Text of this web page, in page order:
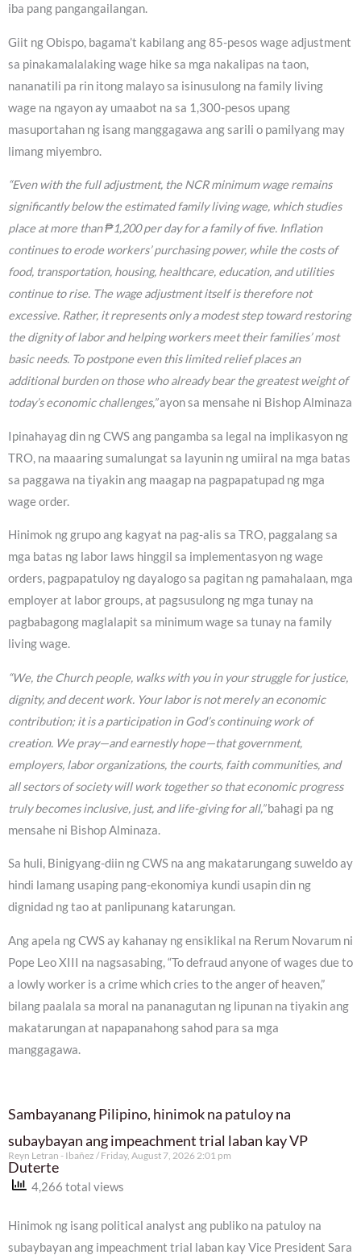
iba pang pangangailangan.
Giit ng Obispo, bagama’t kabilang ang 85-pesos wage adjustment
sa pinakamalalaking wage hike sa mga nakalipas na taon,
nananatili pa rin itong malayo sa isinusulong na family living
wage na ngayon ay umaabot na sa 1,300-pesos upang
masuportahan ng isang manggagawa ang sarili o pamilyang may
limang miyembro.
“Even with the full adjustment, the NCR minimum wage remains
significantly below the estimated family living wage, which studies
place at more than ₱1,200 per day for a family of five. Inflation
continues to erode workers’ purchasing power, while the costs of
food, transportation, housing, healthcare, education, and utilities
continue to rise. The wage adjustment itself is therefore not
excessive. Rather, it represents only a modest step toward restoring
the dignity of labor and helping workers meet their families’ most
basic needs. To postpone even this limited relief places an
additional burden on those who already bear the greatest weight of
today’s economic challenges,”ayon sa mensahe ni Bishop Alminaza
Ipinahayag din ng CWS ang pangamba sa legal na implikasyon ng
TRO, na maaaring sumalungat sa layunin ng umiiral na mga batas
sa paggawa na tiyakin ang maagap na pagpapatupad ng mga
wage order.
Hinimok ng grupo ang kagyat na pag-alis sa TRO, paggalang sa
mga batas ng labor laws hinggil sa implementasyon ng wage
orders, pagpapatuloy ng dayalogo sa pagitan ng pamahalaan, mga
employer at labor groups, at pagsusulong ng mga tunay na
pagbabagong maglalapit sa minimum wage sa tunay na family
living wage.
“We, the Church people, walks with you in your struggle for justice,
dignity, and decent work. Your labor is not merely an economic
contribution; it is a participation in God’s continuing work of
creation. We pray—and earnestly hope—that government,
employers, labor organizations, the courts, faith communities, and
all sectors of society will work together so that economic progress
truly becomes inclusive, just, and life-giving for all,”bahagi pa ng
mensahe ni Bishop Alminaza.
Sa huli, Binigyang-diin ng CWS na ang makatarungang suweldo ay
hindi lamang usaping pang-ekonomiya kundi usapin din ng
dignidad ng tao at panlipunang katarungan.
Ang apela ng CWS ay kahanay ng ensiklikal na Rerum Novarum ni
Pope Leo XIII na nagsasabing, “To defraud anyone of wages due to
a lowly worker is a crime which cries to the anger of heaven,”
bilang paalala sa moral na pananagutan ng lipunan na tiyakin ang
makatarungan at napapanahong sahod para sa mga
manggagawa.
Sambayanang Pilipino, hinimok na patuloy na
subaybayan ang impeachment trial laban kay VP
Duterte
Reyn Letran - Ibañez Friday, August 7, 2026 2:01 pm
4,266 total views
Hinimok ng isang political analyst ang publiko na patuloy na
subaybayan ang impeachment trial laban kay Vice President Sara